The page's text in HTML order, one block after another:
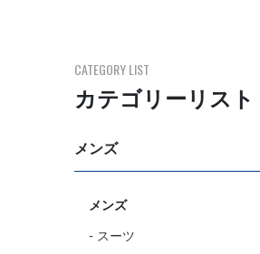
CATEGORY LIST
カテゴリーリスト
メンズ
メンズ
- スーツ